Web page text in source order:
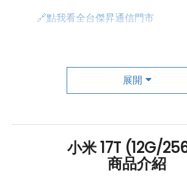
🔗點我看全台傑昇通信門市
傑昇尊榮會員除了可以「消費集點
年還有「200元配件購物金」，每
展開
小米 17T (12G/
商品介紹